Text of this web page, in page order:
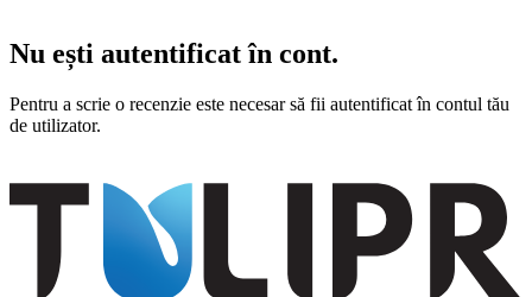
Nu ești autentificat în cont.
Pentru a scrie o recenzie este necesar să fii autentificat în contul tău
de utilizator.